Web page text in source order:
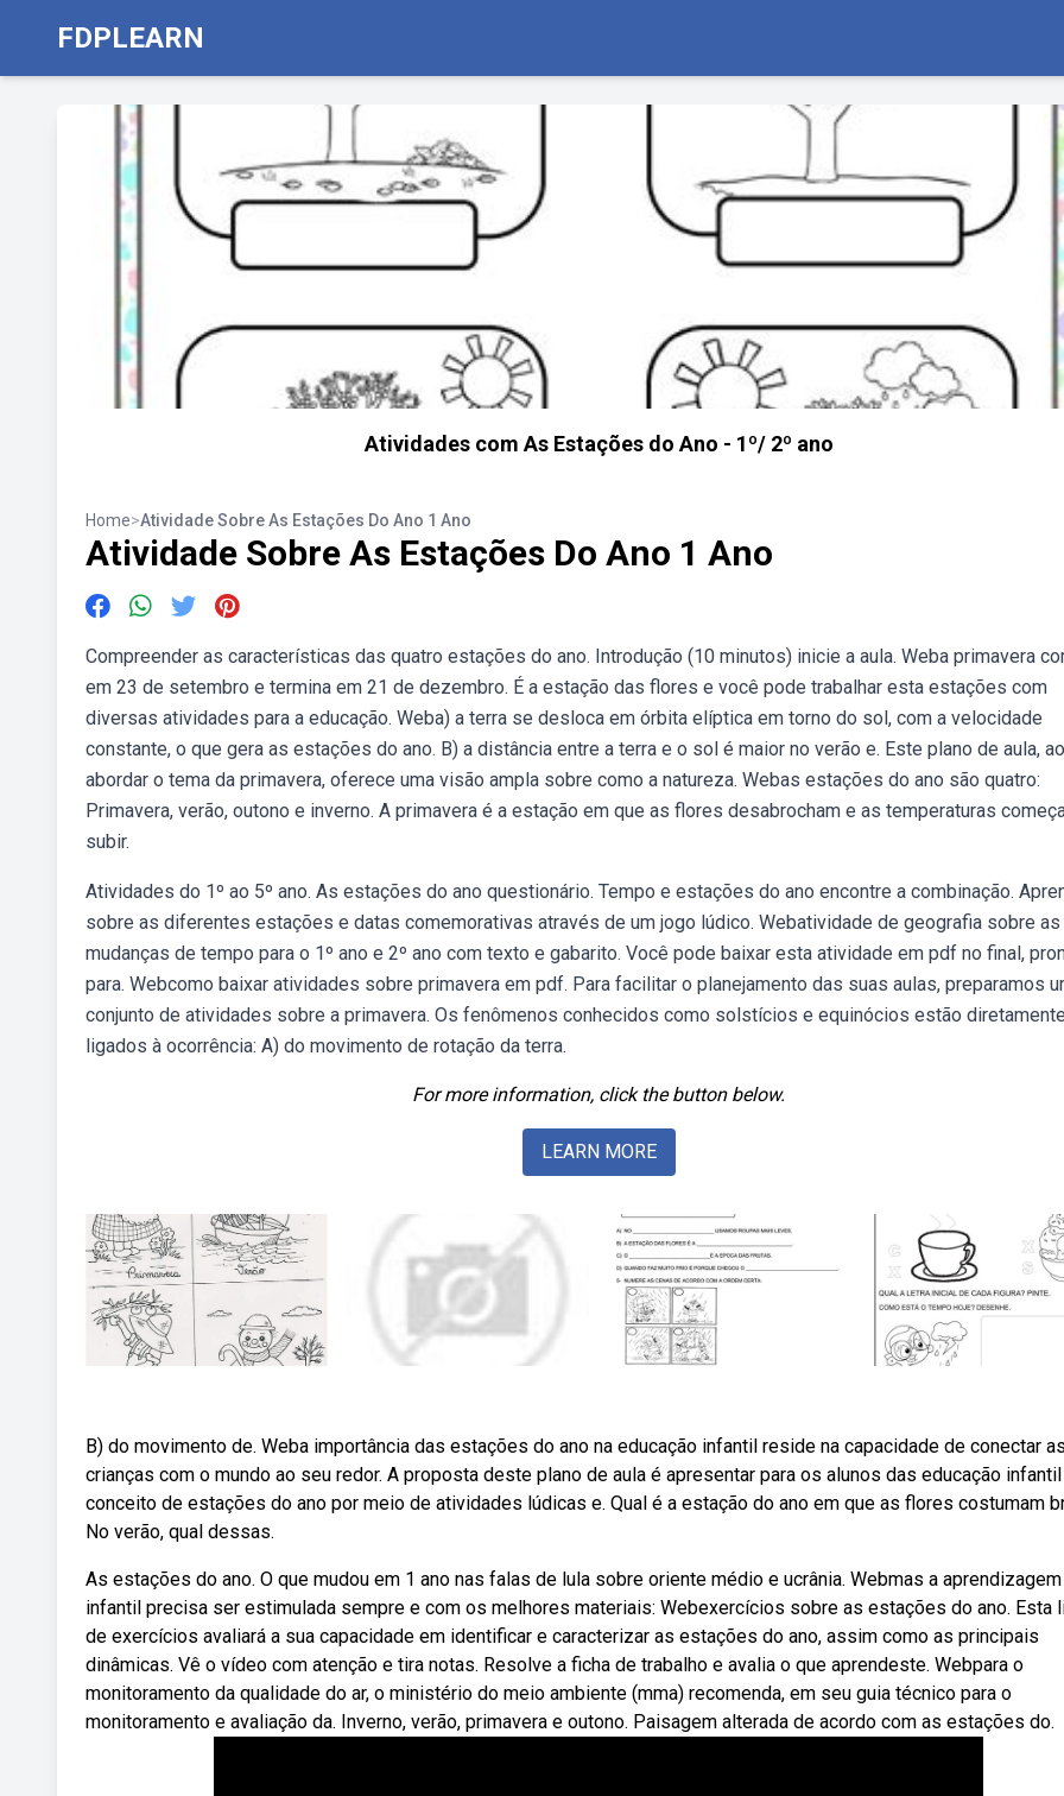
FDPLEARN
Atividades com As Estações do Ano - 1º/ 2º ano
Home>Atividade Sobre As Estações Do Ano 1 Ano
Atividade Sobre As Estações Do Ano 1 Ano
Compreender as características das quatro estações do ano. Introdução (10 minutos) inicie a aula. Weba primavera
em 23 de setembro e termina em 21 de dezembro. É a estação das flores e você pode trabalhar esta estações com
diversas atividades para a educação. Weba) a terra se desloca em órbita elíptica em torno do sol, com a velocidade
constante, o que gera as estações do ano. B) a distância entre a terra e o sol é maior no verão e. Este plano de aula, ao
abordar o tema da primavera, oferece uma visão ampla sobre como a natureza. Webas estações do ano são quatro:
Primavera, verão, outono e inverno. A primavera é a estação em que as flores desabrocham e as temperaturas
subir.
Atividades do 1º ao 5º ano. As estações do ano questionário. Tempo e estações do ano encontre a combinação.
sobre as diferentes estações e datas comemorativas através de um jogo lúdico. Webatividade de geografia sobre as
mudanças de tempo para o 1º ano e 2º ano com texto e gabarito. Você pode baixar esta atividade em pdf no final,
para. Webcomo baixar atividades sobre primavera em pdf. Para facilitar o planejamento das suas aulas, preparamos
conjunto de atividades sobre a primavera. Os fenômenos conhecidos como solstícios e equinócios estão
ligados à ocorrência: A) do movimento de rotação da terra.
For more information, click the button below.
LEARN MORE
B) do movimento de. Weba importância das estações do ano na educação infantil reside na capacidade de conectar
crianças com o mundo ao seu redor. A proposta deste plano de aula é apresentar para os alunos das educação
conceito de estações do ano por meio de atividades lúdicas e. Qual é a estação do ano em que as flores costumam
No verão, qual dessas.
As estações do ano. O que mudou em 1 ano nas falas de lula sobre oriente médio e ucrânia. Webmas a aprendizagem
infantil precisa ser estimulada sempre e com os melhores materiais: Webexercícios sobre as estações do ano. Esta
de exercícios avaliará a sua capacidade em identificar e caracterizar as estações do ano, assim como as principais
dinâmicas. Vê o vídeo com atenção e tira notas. Resolve a ficha de trabalho e avalia o que aprendeste. Webpara o
monitoramento da qualidade do ar, o ministério do meio ambiente (mma) recomenda, em seu guia técnico para o
monitoramento e avaliação da. Inverno, verão, primavera e outono. Paisagem alterada de acordo com as estações do.